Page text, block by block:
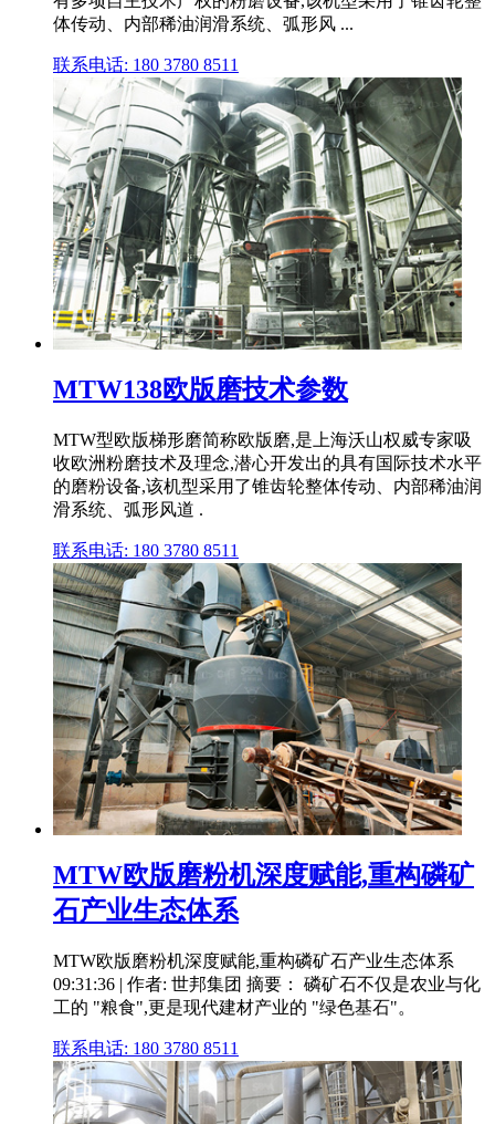
体传动、内部稀油润滑系统、弧形风 ...
联系电话: 180 3780 8511
MTW138欧版磨技术参数
MTW型欧版梯形磨简称欧版磨,是上海沃山权威专家吸
收欧洲粉磨技术及理念,潜心开发出的具有国际技术水平
的磨粉设备,该机型采用了锥齿轮整体传动、内部稀油润
滑系统、弧形风道 .
联系电话: 180 3780 8511
MTW欧版磨粉机深度赋能,重构磷矿
石产业生态体系
MTW欧版磨粉机深度赋能,重构磷矿石产业生态体系
09:31:36 | 作者: 世邦集团 摘要： 磷矿石不仅是农业与化
工的 "粮食",更是现代建材产业的 "绿色基石"。
联系电话: 180 3780 8511